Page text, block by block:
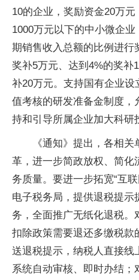
10的企业，奖励资金20万
1000万元以下的中小微企
期销售收入总额的比例进行
奖补5万元、达到4%的奖补
补20万元。支持国有企业
值考核的研发准备金制度，
持和引导所属企业加大科研
《通知》提出，各相
革，进一步简政放权、简化
务质量。要进一步拓宽“互
电子税务局，提供退税提示
务，全面推广无纸化退税。
扣除政策需要退还多缴税款
送退税提示，纳税人直接线
系统自动审核、即时办结；